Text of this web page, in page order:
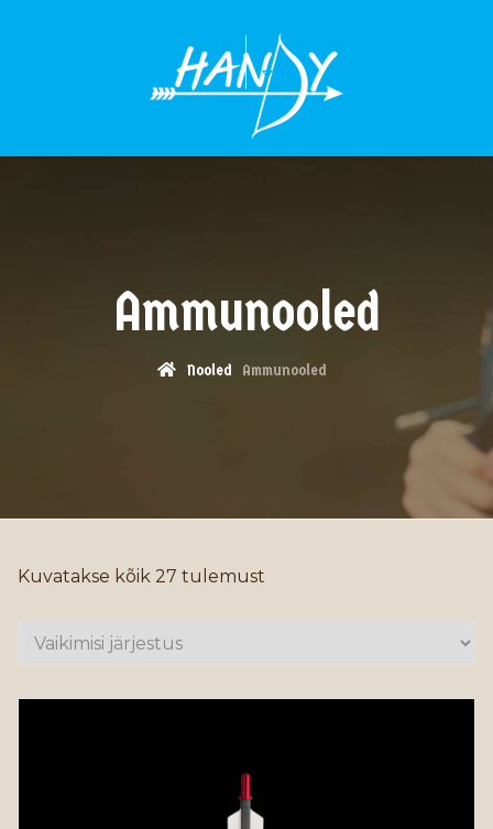
Ammunooled
Nooled Ammunooled
Kuvatakse kõik 27 tulemust